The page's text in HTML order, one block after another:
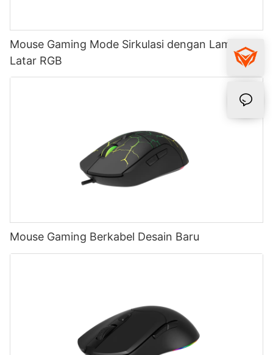
Mouse Gaming Mode Sirkulasi dengan Lampu
Latar RGB
Mouse Gaming Berkabel Desain Baru